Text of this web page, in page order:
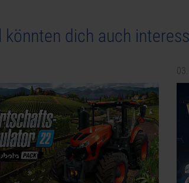
könnten dich auch